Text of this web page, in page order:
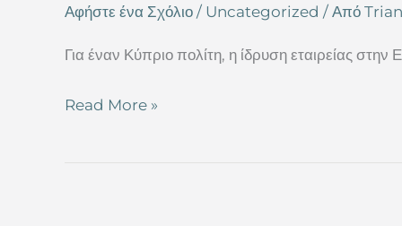
Αφήστε ένα Σχόλιο / Uncategorized / Από
Για έναν Κύπριο πολίτη, η ίδρυση εταιρείας στην
Read More »